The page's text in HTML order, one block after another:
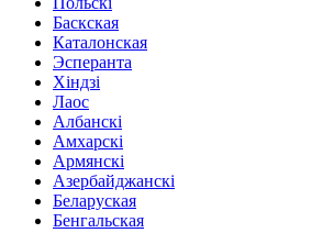
Баскская
Каталонская
Эсперанта
Хіндзі
Лаос
Албанскі
Амхарскі
Армянскі
Азербайджанскі
Беларуская
Бенгальская